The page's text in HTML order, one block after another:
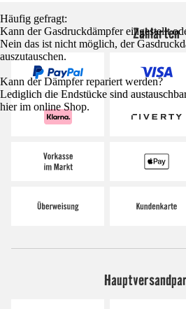
Häufig gefragt:
Kann der Gasdruckdämpfer eingestellt
Nein das ist nicht möglich, der
auszutauschen.
Kann der Dämpfer repariert werden?
Lediglich die Endstücke sind
hier im online Shop.
Zahlarten